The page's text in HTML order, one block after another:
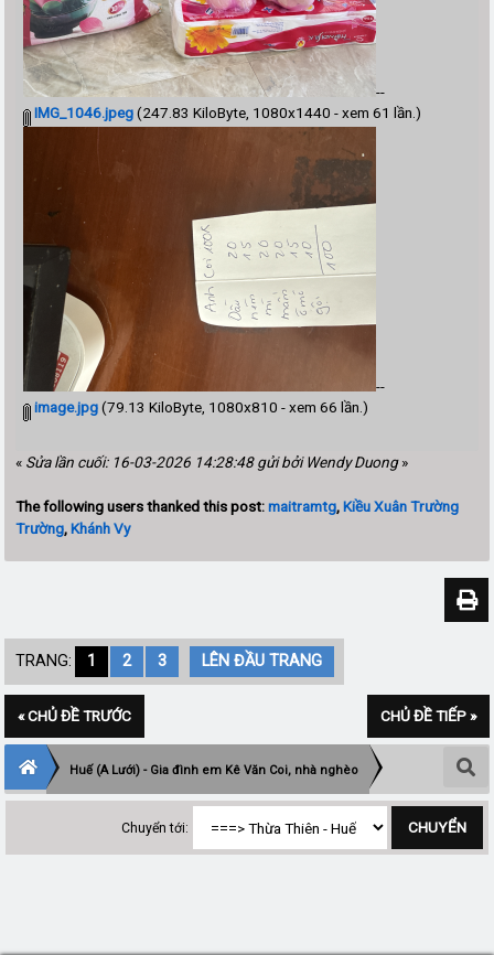
--
IMG_1046.jpeg(247.83 KiloByte, 1080x1440 - xem 61 lần.)
--
image.jpg(79.13 KiloByte, 1080x810 - xem 66 lần.)
« Sửa lần cuối: 16-03-2026 14:28:48 gửi bởi Wendy Duong»
The following users thanked this post:maitramtg,Kiều Xuân Trường
Trường,Khánh Vy
TRANG: 1 2 3 LÊN ĐẦU TRANG
« CHỦ ĐỀ TRƯỚC CHỦ ĐỀ TIẾP »
Huế (A Lưới) - Gia đình em Kê Văn Coi, nhà nghèo
Chuyển tới: